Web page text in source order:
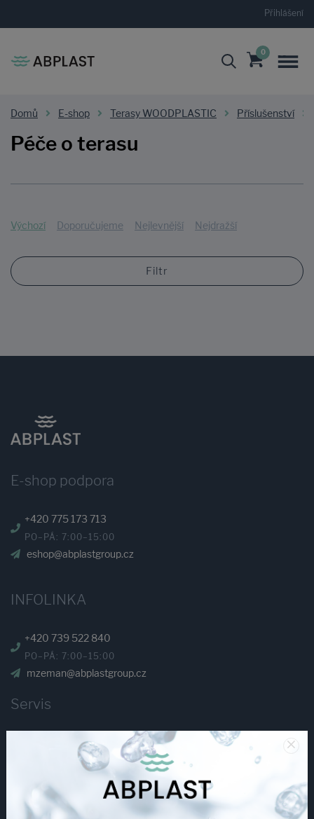
Přihlášení
0
Domů E-shop Terasy WOODPLASTIC Příslušenství
Péče o terasu
Výchozí Doporučujeme Nejlevnější Nejdražší
Filtr
E-shop podpora
+420 775 173 713
PO–PÁ: 7:00–15:00
eshop@abplastgroup.cz
INFOLINKA
+420 739 522 840
PO–PÁ: 7:00–15:00
mzeman@abplastgroup.cz
Servis
+420 603 507 085
PO–PÁ: 6:30–15:00
Společnost
×